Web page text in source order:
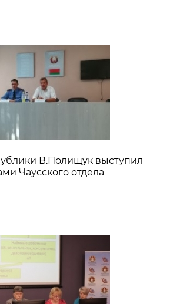
В.Полищук выступил
Чаусского отдела